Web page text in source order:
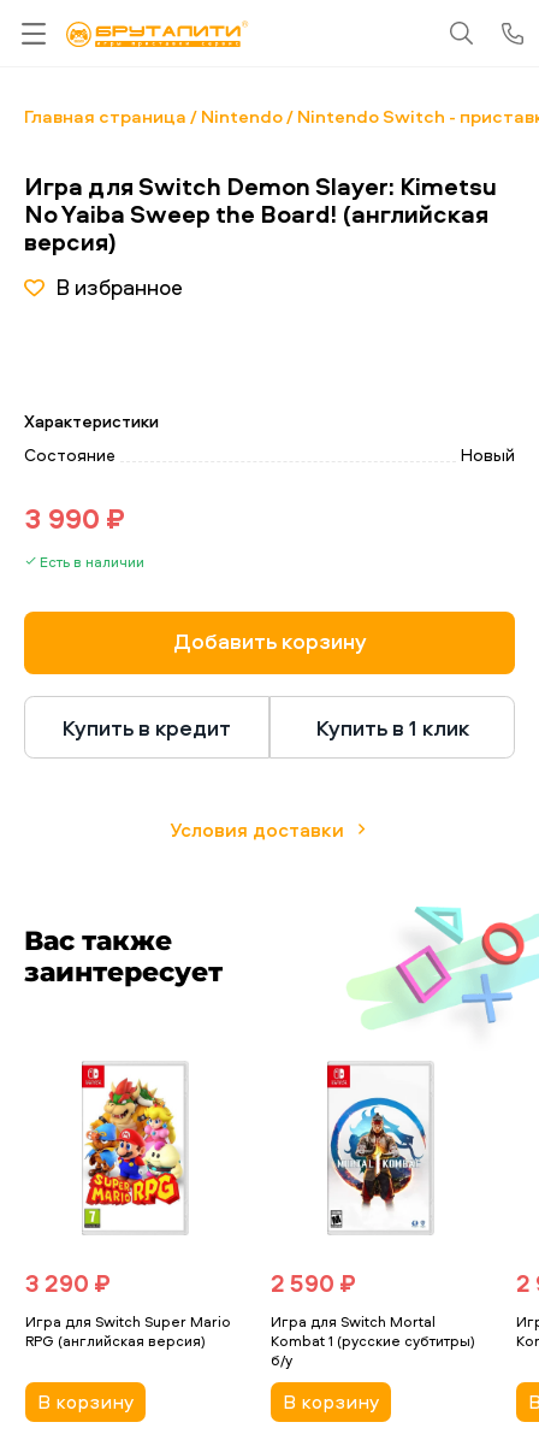
Главная страница Nintendo Nintendo Switch -
Игра для Switch Demon Slayer: Kimetsu
No Yaiba Sweep the Board! (английская
версия)
В избранное
Характеристики
Состояние
Новый
3 990 ₽
Есть в наличии
Добавить корзину
Купить в кредит Купить в 1 клик
Условия доставки
Вас также
заинтересует
3 290 ₽
Игра для Switch Super Mario
RPG (английская версия)
В корзину
2 590 ₽
Игра для Switch Mortal
Kombat 1 (русские субтитры)
б/у
В корзину
2